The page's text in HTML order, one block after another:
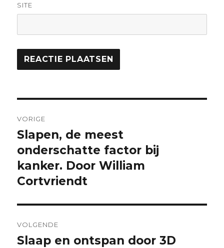
SITE
VORIGE
Slapen, de meest
onderschatte factor bij
kanker. Door William
Cortvriendt
VOLGENDE
Slaap en ontspan door 3D